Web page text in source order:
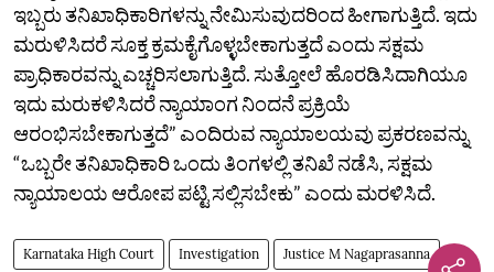
ಇಬ್ಬರು ತನಿಖಾಧಿಕಾರಿಗಳನ್ನು ನೇಮಿಸುವುದರಿಂದ ಹೀಗಾಗುತ್ತಿದೆ. ಇದು
ಮರುಳಿಸಿದರೆ ಸೂಕ್ತ ಕ್ರಮಕೈಗೊಳ್ಳಬೇಕಾಗುತ್ತದೆ ಎಂದು ಸಕ್ಷಮ
ಪ್ರಾಧಿಕಾರವನ್ನು ಎಚ್ಚರಿಸಲಾಗುತ್ತಿದೆ. ಸುತ್ತೋಲೆ ಹೊರಡಿಸಿದಾಗಿಯೂ
ಇದು ಮರುಕಳಿಸಿದರೆ ನ್ಯಾಯಾಂಗ ನಿಂದನೆ ಪ್ರಕ್ರಿಯೆ
ಆರಂಭಿಸಬೇಕಾಗುತ್ತದೆ” ಎಂದಿರುವ ನ್ಯಾಯಾಲಯವು ಪ್ರಕರಣವನ್ನು
“ಒಬ್ಬರೇ ತನಿಖಾಧಿಕಾರಿ ಒಂದು ತಿಂಗಳಲ್ಲಿ ತನಿಖೆ ನಡೆಸಿ, ಸಕ್ಷಮ
ನ್ಯಾಯಾಲಯ ಆರೋಪ ಪಟ್ಟಿ ಸಲ್ಲಿಸಬೇಕು” ಎಂದು ಮರಳಿಸಿದೆ.
Karnataka High Court Investigation Justice M Nagaprasanna